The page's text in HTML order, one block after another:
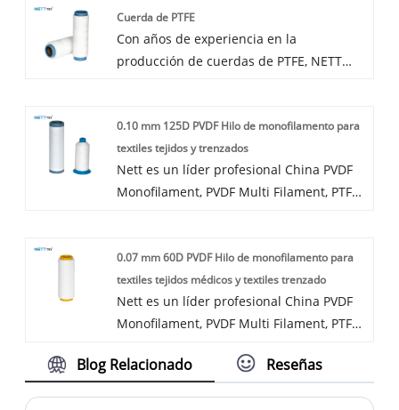
alta calidad puede cumplir con muchas
aplicaciones; si lo necesita, obtenga
nuestro servicio en línea oportuno sobre
puede personalizar su propio tejido de
PTFE exclusivo según sus necesidades
específicas.
Cuerda de PTFE
Con años de experiencia en la
producción de cuerdas de PTFE, NETT
alta calidad puede cumplir con muchas
aplicaciones; si lo necesita, obtenga
nuestro servicio en línea oportuno sobre
la cuerda de PTFE. Además de la lista de
PTFE única según sus necesidades
específicas.
0.10 mm 125D PVDF Hilo de monofilamento para
textiles tejidos y trenzados
Nett es un líder profesional China PVDF
Monofilament, PVDF Multi Filament, PTFE
contactarnos.
0.07 mm 60D PVDF Hilo de monofilamento para
textiles tejidos médicos y textiles trenzado
Nett es un líder profesional China PVDF
Monofilament, PVDF Multi Filament, PTFE
precio razonable. Bienvenido a
Blog Relacionado Reseñas